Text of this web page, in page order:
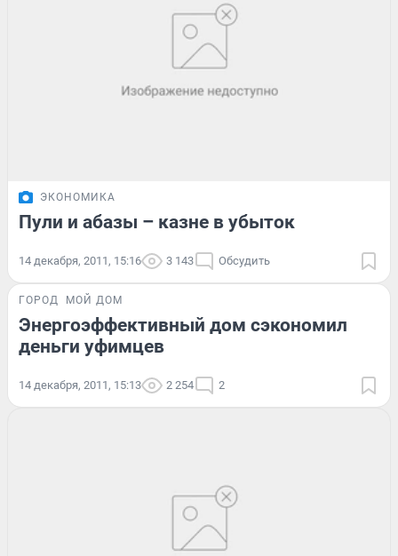
ЭКОНОМИКА
Пули и абазы – казне в убыток
14 декабря, 2011, 15:16 3 143 Обсудить
ГОРОД МОЙ ДОМ
Энергоэффективный дом сэкономил
деньги уфимцев
14 декабря, 2011, 15:13 2 254 2